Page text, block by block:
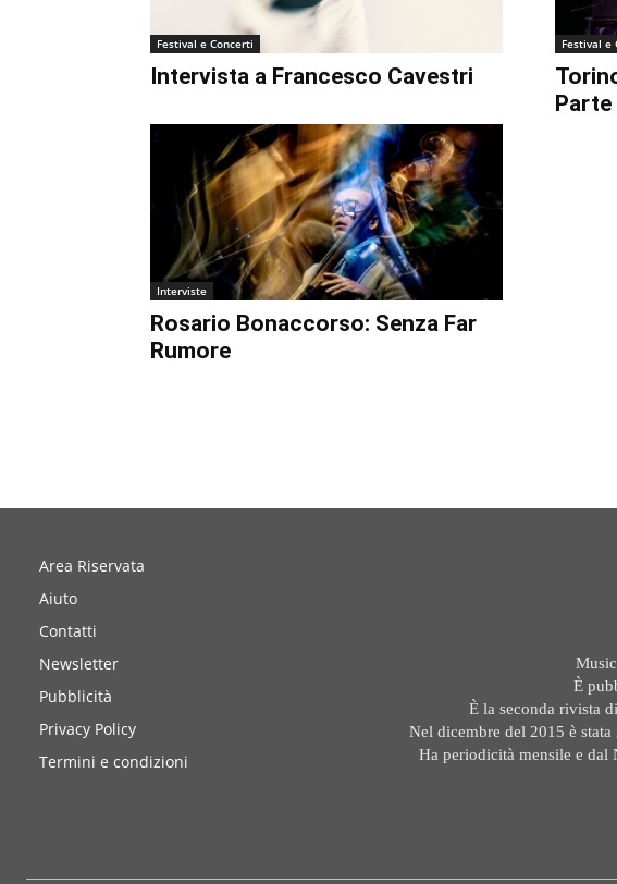
Festival e Concerti
Intervista a Francesco Cavestri
Festival e
Parte
Interviste
Rosario Bonaccorso: Senza Far
Rumore
Area Riservata
Aiuto
Contatti
Newsletter
Pubblicità
Privacy Policy
Termini e condizioni
È
È la seconda rivista
Nel dicembre del 2015 è
Ha periodicità mensile e dal